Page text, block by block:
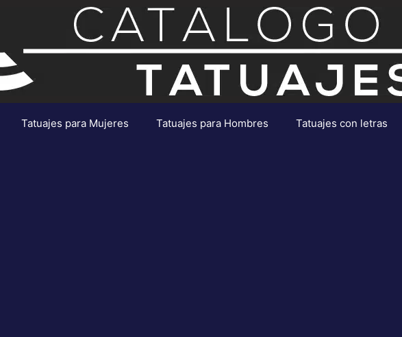
Tatuajes para Mujeres Tatuajes para Hombres Tatuajes con letras